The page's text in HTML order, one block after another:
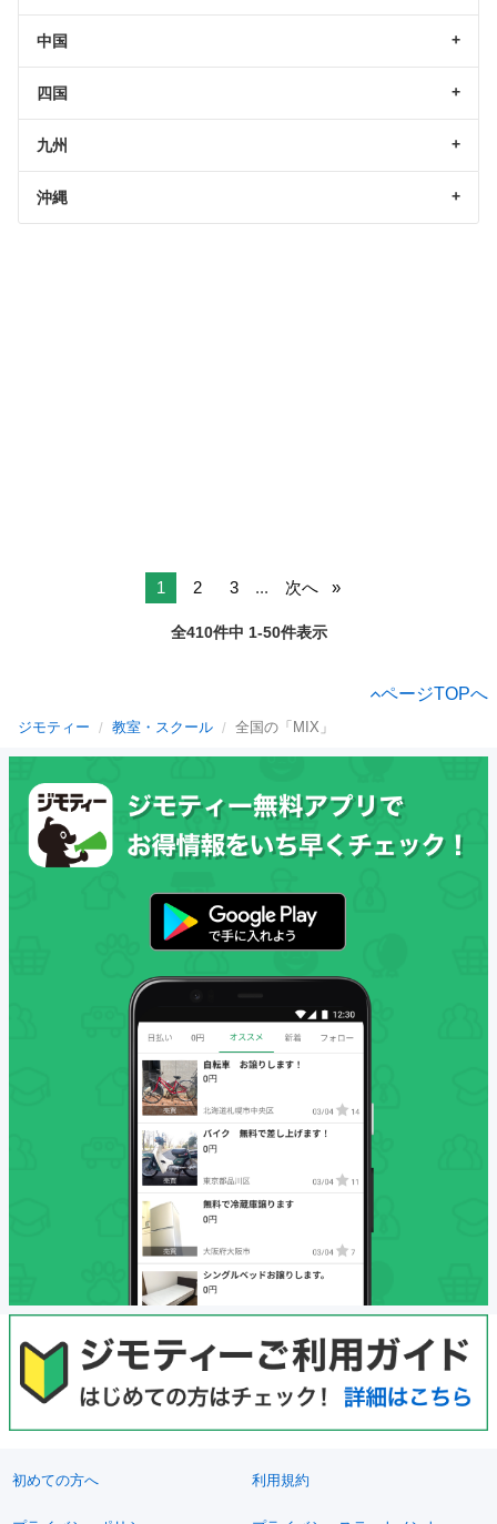
中国
四国
九州
沖縄
1 2 3 ... 次へ
全410件中 1-50件表示
ページTOPへ
ジモティー 教室・スクール 全国の「MIX」
初めての方へ 利用規約